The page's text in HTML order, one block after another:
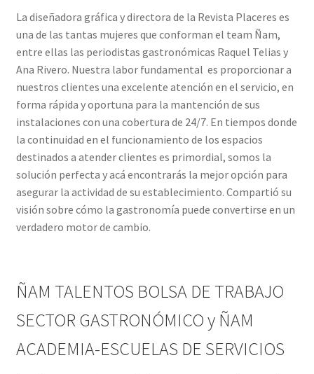
La diseñadora gráfica y directora de la Revista Placeres es
una de las tantas mujeres que conforman el team Ñam,
entre ellas las periodistas gastronómicas Raquel Telias y
Ana Rivero. Nuestra labor fundamental es proporcionar a
nuestros clientes una excelente atención en el servicio, en
forma rápida y oportuna para la mantención de sus
instalaciones con una cobertura de 24/7. En tiempos donde
la continuidad en el funcionamiento de los espacios
destinados a atender clientes es primordial, somos la
solución perfecta y acá encontrarás la mejor opción para
asegurar la actividad de su establecimiento. Compartió su
visión sobre cómo la gastronomía puede convertirse en un
verdadero motor de cambio.
ÑAM TALENTOS BOLSA DE TRABAJO
SECTOR GASTRONÓMICO y ÑAM
ACADEMIA-ESCUELAS DE SERVICIOS